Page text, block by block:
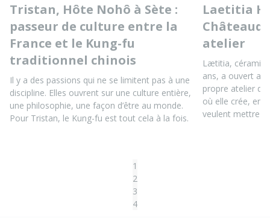
Tristan, Hôte Nohô à Sète :
passeur de culture entre la
France et le Kung-fu
traditionnel chinois
Il y a des passions qui ne se limitent pas à une
discipline. Elles ouvrent sur une culture entière,
une philosophie, une façon d’être au monde.
Pour Tristan, le Kung-fu est tout cela à la fois.
Laetitia
atelier
Lætitia,
ans, a ouvert au
propre atelier
où elle crée,
veulent mettre
1
2
3
4